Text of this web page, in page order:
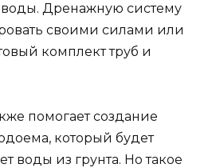
воды. Дренажную систему
своими силами или
комплект труб и
помогает создание
который будет
воды из грунта. Но такое